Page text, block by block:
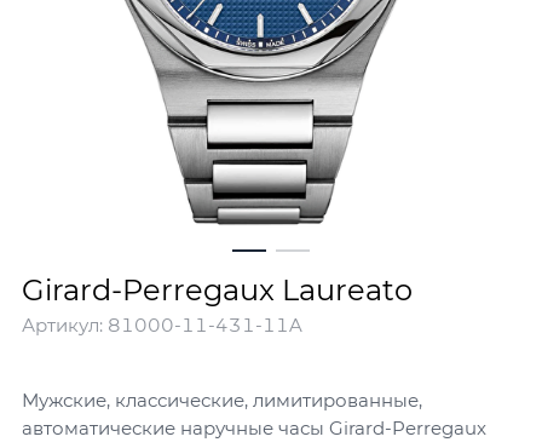
Girard-Perregaux Laureato
Артикул: 81000-11-431-11A
Мужские, классические, лимитированные,
автоматические наручные часы Girard-Perregaux